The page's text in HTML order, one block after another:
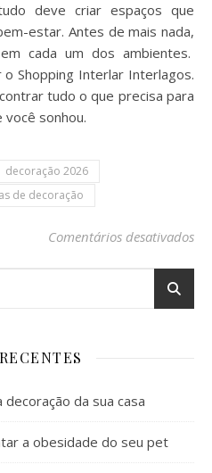
deve criar espaços que
estar. Antes de mais nada,
cada um dos ambientes.
Shopping Interlar Interlagos.
tudo o que precisa para
sonhou.
decoração 2026
de decoração
Comentários desativados
da sua casa
a obesidade do seu pet